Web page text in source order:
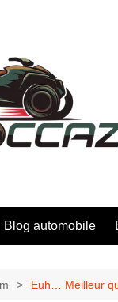
Blog automobile
Euh… Meilleur